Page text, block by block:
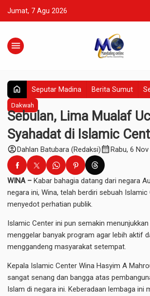
Jumat, 7 Agu 2026
menu
home Seputar Madina Berita Sumut
Dakwah
Sebulan, Lima Mualaf
Syahadat di Islamic
account_circleDahlan Batubara (Redaksi)calendar_monthRabu, 6
WINA – Kabar bahagia datang dari negara
negara ini, Wina, telah berdiri sebuah
menyedot perhatian publik.
Islamic Center ini pun semakin
menggelar banyak program agar lebih aktif
menggandeng masyarakat setempat.
Kepala Islamic Center Wina Hasyim A
sangat senang dan bangga atas
Islam di negara ini. Keberadaan lembaga ini